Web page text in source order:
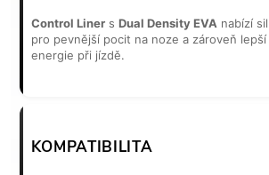
Control Liners Dual Density EVA nabízí
pro pevnější pocit na noze a zároveň
energie při jízdě.
KOMPATIBILITA